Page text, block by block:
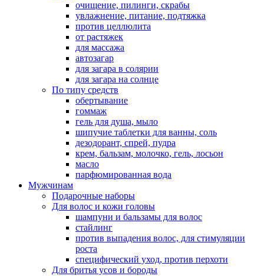
очищение, пилинги, скрабы
увлажнение, питание, подтяжка
против целлюлита
от растяжек
для массажа
автозагар
для загара в солярии
для загара на солнце
По типу средств
обертывание
гоммаж
гель для душа, мыло
шипучие таблетки для ванны, соль
дезодорант, спрей, пудра
крем, бальзам, молочко, гель, лосьон
масло
парфюмированная вода
Мужчинам
Подарочные наборы
Для волос и кожи головы
шампуни и бальзамы для волос
стайлинг
против выпадения волос, для стимуляции
роста
специфический уход, против перхоти
Для бритья усов и бороды